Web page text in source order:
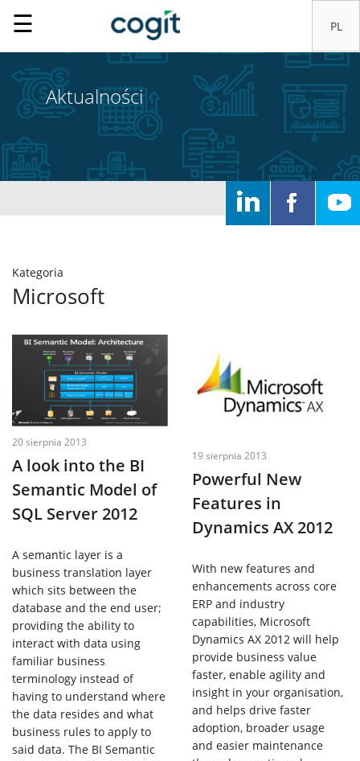
Rozwiązania
Systemy
Usługi
Klienci
Kariera
O
firmie
Kontakt
☰
Aktualności
Kategoria
Microsoft
20 sierpnia 2013
A look into the BI
Semantic Model of
SQL Server 2012
A semantic layer is a
business translation layer
which sits between the
database and the end user;
providing the ability to
interact with data using
familiar business
terminology instead of
having to understand where
the data resides and what
business rules to apply to
said data. The BI Semantic
19 sierpnia 2013
Powerful New
Features in
Dynamics AX 2012
With new features and
enhancements across core
ERP and industry
capabilities, Microsoft
Dynamics AX 2012 will help
provide business value
faster, enable agility and
insight in your organisation,
and helps drive faster
adoption, broader usage
and easier maintenance